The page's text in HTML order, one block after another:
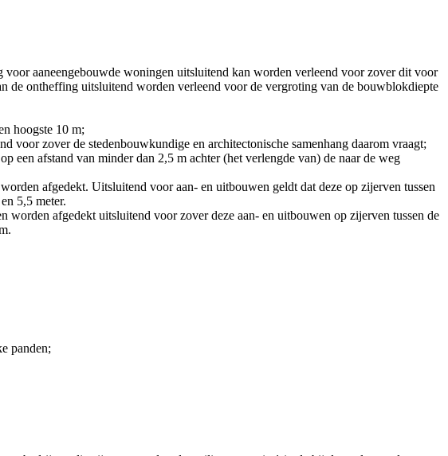
aaneengebouwde woningen uitsluitend kan worden verleend voor zover dit voor
de ontheffing uitsluitend worden verleend voor de vergroting van de bouwblokdiepte
hoogste 10 m;
voor zover de stedenbouwkundige en architectonische samenhang daarom vraagt;
een afstand van minder dan 2,5 m achter (het verlengde van) de naar de weg
afgedekt. Uitsluitend voor aan- en uitbouwen geldt dat deze op zijerven tussen
5,5 meter.
worden afgedekt uitsluitend voor zover deze aan- en uitbouwen op zijerven tussen de
panden;